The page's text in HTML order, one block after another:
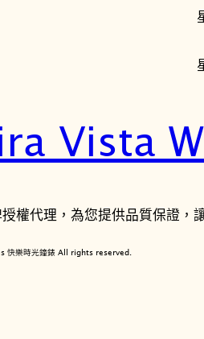
Vista
權代理，為您提供品質保證，
快樂時光鐘錶 All rights reserved.